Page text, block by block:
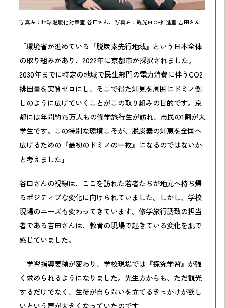
写真左：地球温暖化対策室 谷口さん、写真右：観光MICE推進室 吉田さん
「環境省が進めている『脱炭素先行地域』という日本全体
の取り組みがあり、2022年に京都市が採択されました。
2030年までに特定の地域で民生部門の電力消費に伴うCO2
排出量を実質ゼロにし、そこで得た知見を周囲にドミノ倒
しのように広げていくことがこの取り組みの目的です。京
都には年間約75万人もの修学旅行生が訪れ、市民の1割が大
学生です。この特別な環境こそが、脱炭素の知恵を全国へ
広げるための『最初のドミノの一枚』になるのではないか
と考えました」
谷口さんの視線は、ここを訪れた若者たちが地元へ持ち帰
るポジティブな変化に向けられていました。しかし、学校
現場のニーズも変わってきています。修学旅行誘致の担当
者である吉田さんは、教育の現場で起きている変化を肌で
感じていました。
「学習指導要領が変わり、学校現場では『探究学習』が強
く求められるようになりました。先生方からも、ただ観光
するだけでなく、生徒が自ら問いを立てるきっかけが欲し
いという声が大きくなっていたのです」